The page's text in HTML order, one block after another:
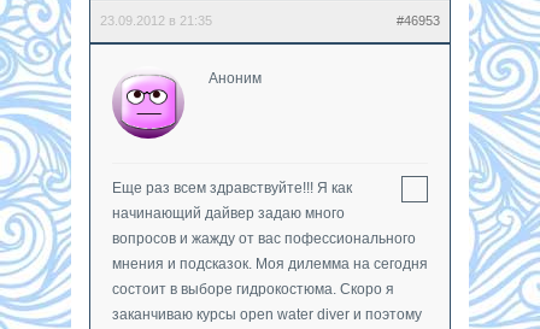
23.09.2012 в 21:35 #46953
Аноним
Еще раз всем здравствуйте!!! Я как
начинающий дайвер задаю много
вопросов и жажду от вас пофессионального
мнения и подсказок. Моя дилемма на сегодня
состоит в выборе гидрокостюма. Скоро я
заканчиваю курсы open water diver и поэтому